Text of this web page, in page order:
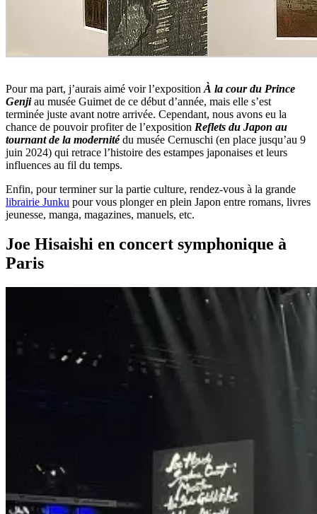
Pour ma part, j’aurais aimé voir l’exposition À la cour du Prince
Genjiau musée Guimet de ce début d’année, mais elle s’est
terminée juste avant notre arrivée. Cependant, nous avons eu la
chance de pouvoir profiter de l’exposition Reflets du Japon au
tournant de la modernitédu musée Cernuschi (en place jusqu’au 9
juin 2024) qui retrace l’histoire des estampes japonaises et leurs
influences au fil du temps.
Enfin, pour terminer sur la partie culture, rendez-vous à la grande
librairie Junku pour vous plonger en plein Japon entre romans, livres
jeunesse, manga, magazines, manuels, etc.
Joe Hisaishi en concert symphonique à
Paris